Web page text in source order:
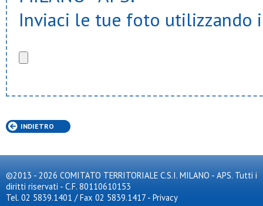
Inviaci le tue foto utilizzando
INDIETRO
©2013 - 2026 COMITATO TERRITORIALE C.S.I. MILANO - APS. Tutti i
diritti riservati - C.F. 80110610153
Tel. 02 5839.1401 / Fax 02 5839.1417 - Privacy